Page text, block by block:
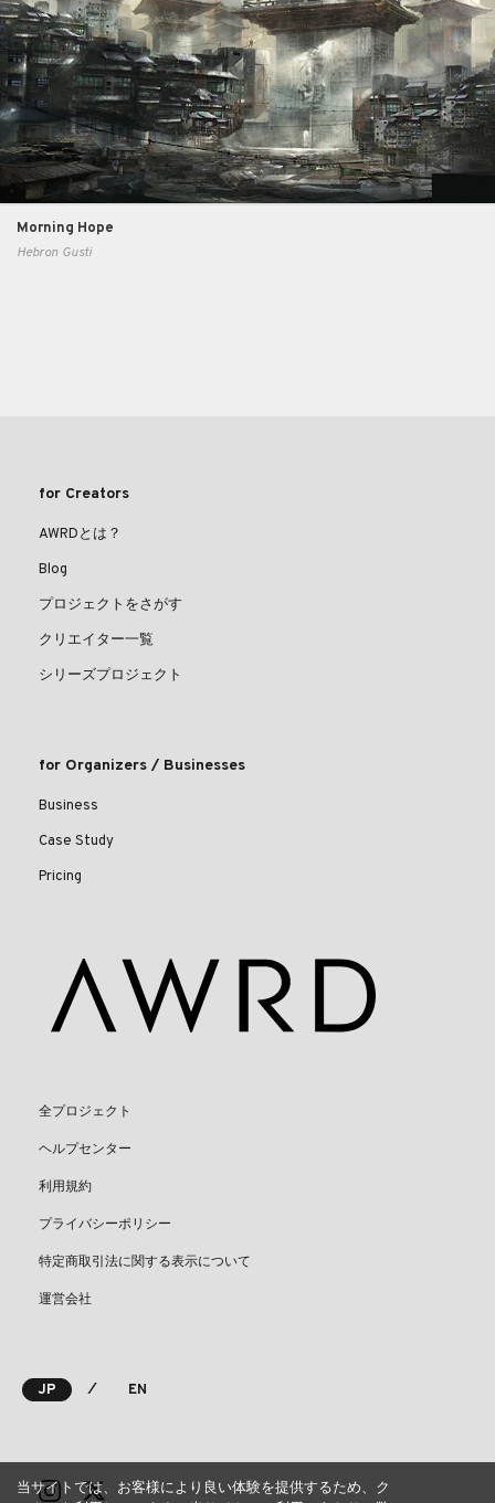
Morning Hope
Hebron Gusti
for Creators
AWRDとは？
Blog
プロジェクトをさがす
クリエイター一覧
シリーズプロジェクト
for Organizers / Businesses
Business
Case Study
Pricing
全プロジェクト
ヘルプセンター
利用規約
プライバシーポリシー
特定商取引法に関する表示について
運営会社
JP ⁄ EN
当サイトでは、お客様により良い体験を提供するため、ク